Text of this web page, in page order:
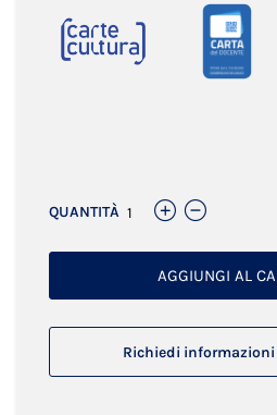
QUANTITÀ
AGGIUNGI AL
Richiedi